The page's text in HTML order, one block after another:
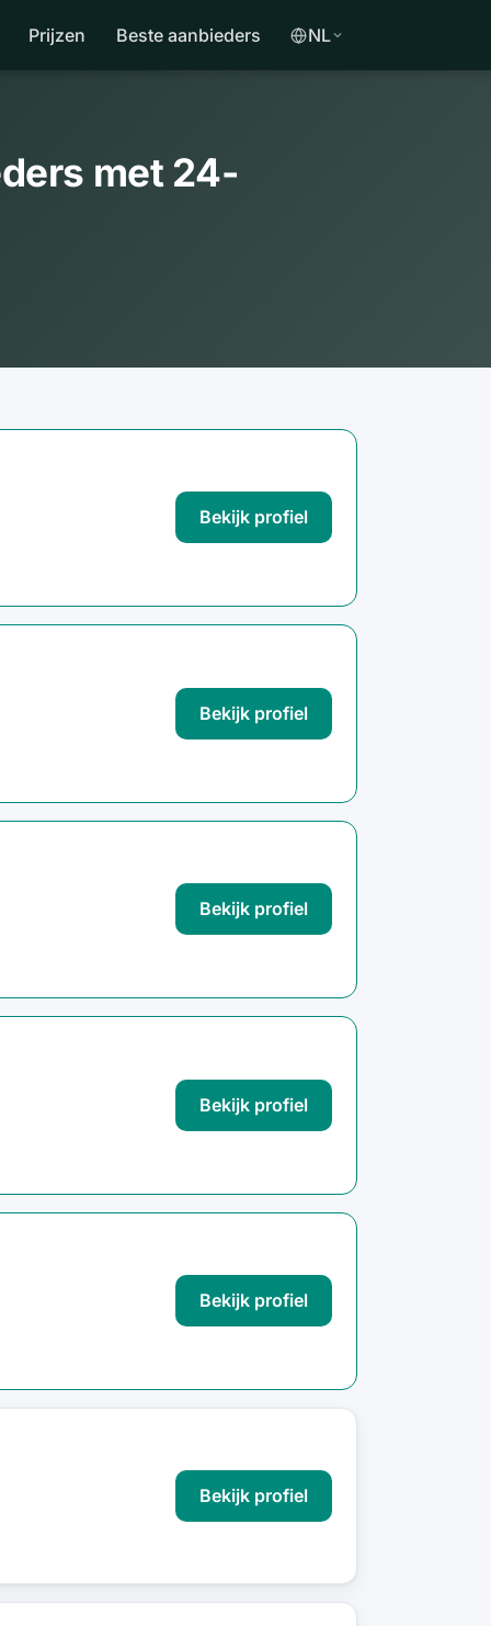
Prijzen Beste aanbieders NL
met 24-
Bekijk profiel
Bekijk profiel
Bekijk profiel
Bekijk profiel
Bekijk profiel
Bekijk profiel